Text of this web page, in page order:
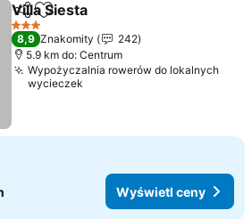
Udostępnij
Dodaj do ulubionych
Villa Siesta
3 Kategoria
8,9 Znakomity
242
5.9 km do: Centrum
Wypożyczalnia rowerów do lokalnych
wycieczek
Wyświetl ceny